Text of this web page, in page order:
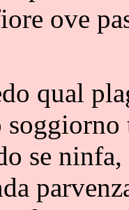
ove
qual
se ninfa,